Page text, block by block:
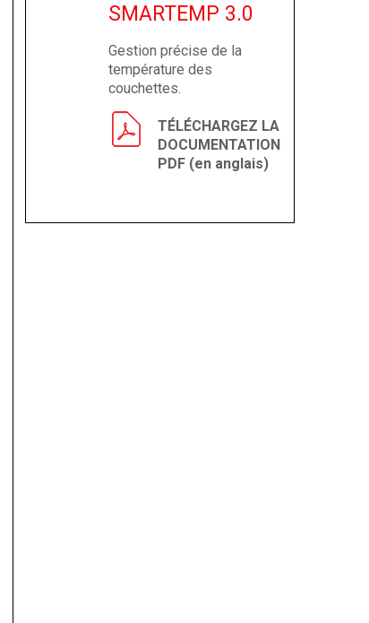
SMARTEMP 3.0
Gestion précise de la
température des
couchettes.
TÉLÉCHARGEZ LA
DOCUMENTATION
PDF (en anglais)